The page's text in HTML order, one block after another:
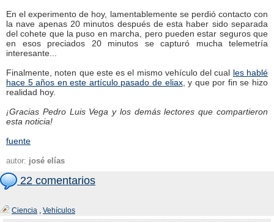
En el experimento de hoy, lamentablemente se perdió contacto con
la nave apenas 20 minutos después de esta haber sido separada
del cohete que la puso en marcha, pero pueden estar seguros que
en esos preciados 20 minutos se capturó mucha telemetría
interesante...
Finalmente, noten que este es el mismo vehículo del cual les hablé
hace 5 años en este artículo pasado de eliax, y que por fin se hizo
realidad hoy.
¡Gracias Pedro Luis Vega y los demás lectores que compartieron
esta noticia!
fuente
autor: josé elías
22 comentarios
Ciencia , Vehículos